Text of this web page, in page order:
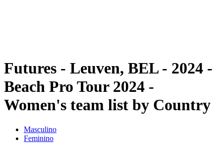
Futures - Leuven, BEL - 2024 -
Beach Pro Tour 2024 -
Women's team list by Country
Masculino
Feminino